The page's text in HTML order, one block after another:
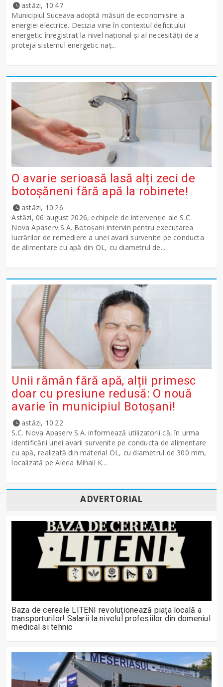
astăzi, 10:47
Municipiul Suceava adoptă măsuri de economisire a
energiei electrice. Decizia vine în contextul deficitului
energetic înregistrat la nivel național și al necesității de a
proteja sistemul energetic naț...
O avarie serioasă lasă alți zeci de
botoșăneni fără apă la robinete!
astăzi, 10:26
Astăzi, 06 august 2026, echipele de intervenție ale S.C.
Nova Apaserv S.A. Botoșani intervin pentru executarea
lucrărilor de remediere a unei avarii survenite pe conducta
de alimentare cu apă din OL, cu diametrul de...
Unii rămân fără apă, alții primesc
doar cu presiune redusă: O nouă
avarie în municipiul Botoșani!
astăzi, 10:22
S.C. Nova Apaserv S.A. informează utilizatorii că, în urma
identificării unei avarii survenite pe conducta de alimentare
cu apă, realizată din material OL, cu diametrul de 300 mm,
localizată pe Aleea Mihail K...
ADVERTORIAL
Baza de cereale LITENI revoluționează piața locală a
transporturilor! Salarii la nivelul profesiilor din domeniul
medical si tehnic